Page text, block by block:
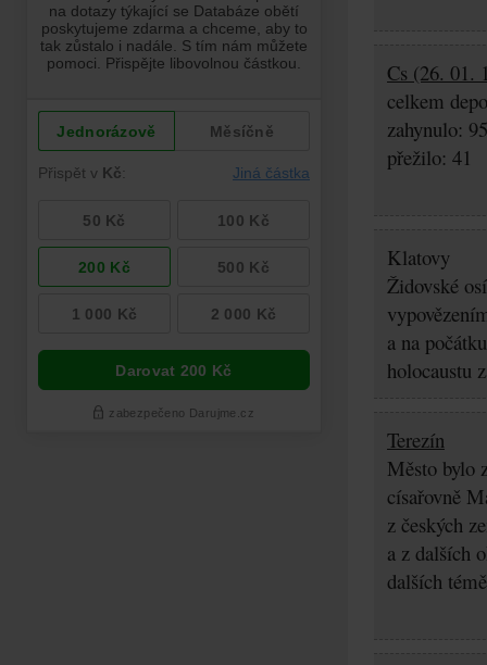
Cs (26. 01.
celkem
zahynulo:
přežilo: 41
Klatovy
Židovské
a na
holocaustu
Terezín
Město bylo
císařovně
z českých
a z dalších
dalších